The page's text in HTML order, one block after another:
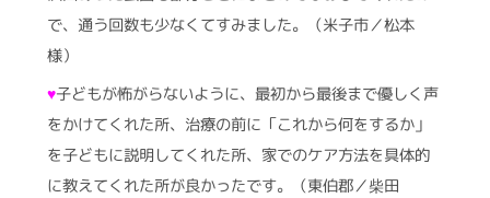
で、通う回数も少なくてすみました。（米子市／松本
様）
♥子どもが怖がらないように、最初から最後まで優しく声
をかけてくれた所、治療の前に「これから何をするか」
を子どもに説明してくれた所、家でのケア方法を具体的
に教えてくれた所が良かったです。（東伯郡／柴田